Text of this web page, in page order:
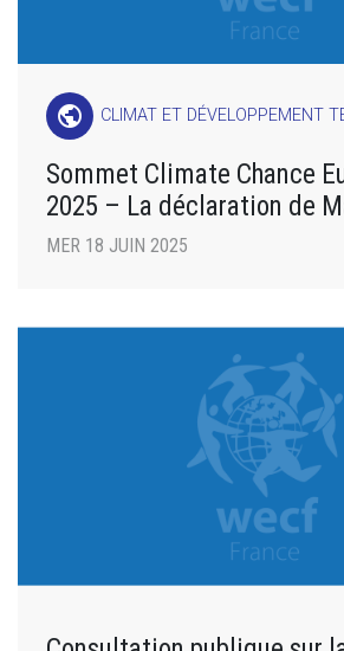
public CLIMAT ET DÉVELOPPEMENT
Sommet Climate Chance
2025 – La déclaration de
MER 18 JUIN 2025